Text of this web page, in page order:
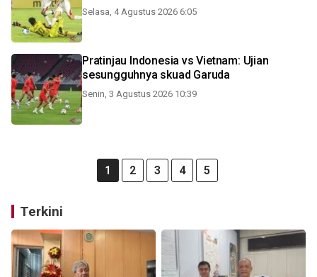
Selasa, 4 Agustus 2026 6:05
Pratinjau Indonesia vs Vietnam: Ujian
sesungguhnya skuad Garuda
Senin, 3 Agustus 2026 10:39
1 2 3 4 5
Terkini